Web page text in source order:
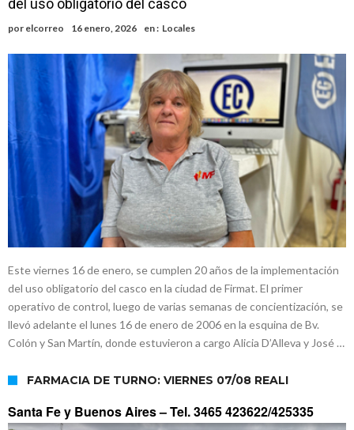
ráfagas que podrían superar los 80 km/h
¿Llega un “Súper Niño”?: De Benedictis aclara los mitos y analiza el
impacto real en la región
Cañada del Ucle se prepara para la 5ª edición de la Expo Dose
Distinguieron a Ramiro Maldonado, el campeón juvenil de malambo
de Los Quirquinchos
del uso obligatorio del casco
por elcorreo 16 enero, 2026 en : Locales
Este viernes 16 de enero, se cumplen 20 años de la implementación
del uso obligatorio del casco en la ciudad de Firmat. El primer
operativo de control, luego de varias semanas de concientización, se
llevó adelante el lunes 16 de enero de 2006 en la esquina de Bv.
Colón y San Martín, donde estuvieron a cargo Alicia D’Alleva y José …
FARMACIA DE TURNO: VIERNES 07/08 REALI
Santa Fe y Buenos Aires –Tel. 3465 423622/425335